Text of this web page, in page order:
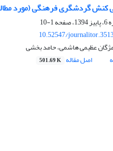
کنش گردشگری فرهنگی (مورد
1-10
10.52547/
مژگان عظیمی هاشمی، حامد بخشی
اصل مقاله 501.69 K